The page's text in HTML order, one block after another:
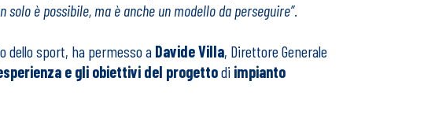
è possibile, ma è anche un modello da perseguire”.
dello sport, ha permesso a Davide Villa, Direttore Generale
e gli obiettivi del progettodi impianto